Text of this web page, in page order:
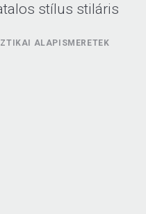
stílus stiláris
ALAPISMERETEK